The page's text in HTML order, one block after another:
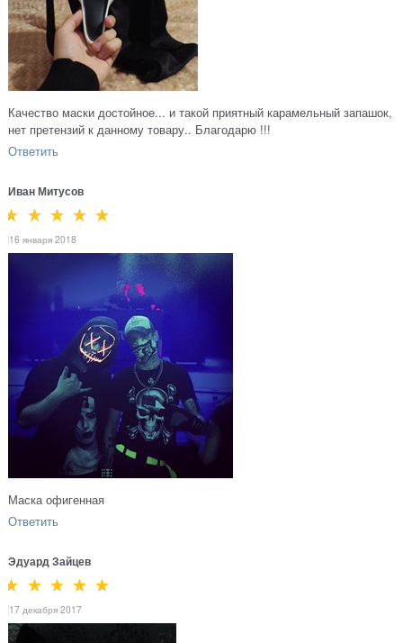
Качество маски достойное... и такой приятный карамельный запашок,
нет претензий к данному товару.. Благодарю !!!
Ответить
Иван Митусов
16 января 2018
Маска офигенная
Ответить
Эдуард Зайцев
17 декабря 2017